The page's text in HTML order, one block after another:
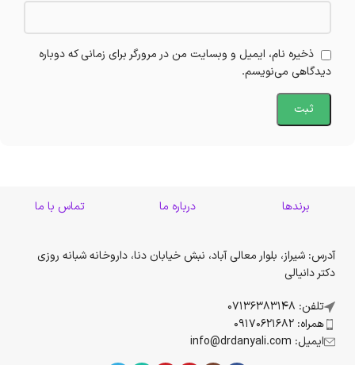
ذخیره نام، ایمیل و وبسایت من در مرورگر برای زمانی که دوباره
دیدگاهی می‌نویسم.
برندها درباره ما تماس با ما
آدرس: شیراز، بلوار معالی آباد، نبش خیابان دنا، داروخانه شبانه روزی
دکتر دانیالی
تلفن: 07136383148
همراه: 09170621682
ایمیل: info@drdanyali.com